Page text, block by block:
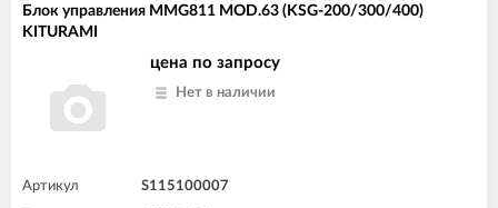
Блок управления MMG811 MOD.63 (KSG-200/300/400)
KITURAMI
цена по запросу
Нет в наличии
Артикул S115100007